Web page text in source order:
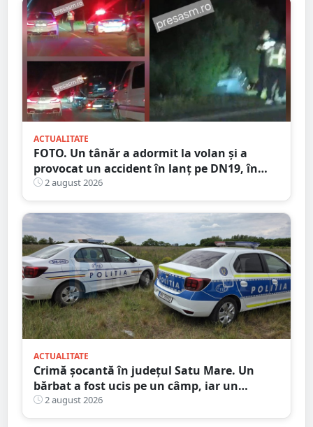
ACTUALITATE
FOTO. Un tânăr a adormit la volan și a
provocat un accident în lanț pe DN19, în
județul Satu Mare
2 august 2026
ACTUALITATE
Crimă șocantă în județul Satu Mare. Un
bărbat a fost ucis pe un câmp, iar un
adolescent este în custodia poliției
2 august 2026